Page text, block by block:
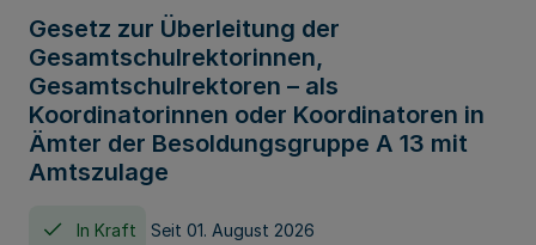
Gesetz zur Überleitung der
Gesamtschulrektorinnen,
Gesamtschulrektoren – als
Koordinatorinnen oder Koordinatoren in
Ämter der Besoldungsgruppe A 13 mit
Amtszulage
In Kraft Seit 01. August 2026